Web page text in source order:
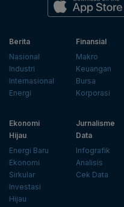
Berita
Nasional
Industri
Internasional
Energi
Finansial
Makro
Keuangan
Bursa
Korporasi
Ekonomi
Hijau
Energi Baru
Ekonomi
Sirkular
Investasi
Hijau
Jurnalisme
Data
Infografik
Analisis
Cek Data